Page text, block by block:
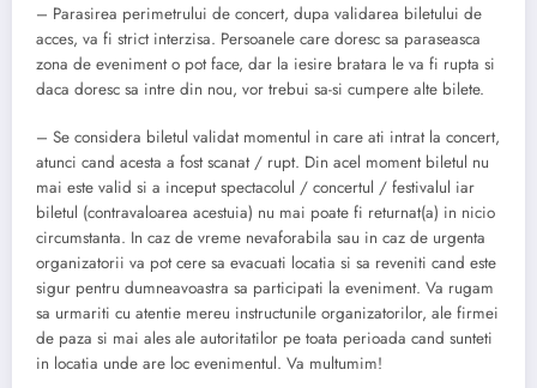
– Parasirea perimetrului de concert, dupa validarea biletului de
acces, va fi strict interzisa. Persoanele care doresc sa paraseasca
zona de eveniment o pot face, dar la iesire bratara le va fi rupta si
daca doresc sa intre din nou, vor trebui sa-si cumpere alte bilete.
– Se considera biletul validat momentul in care ati intrat la concert,
atunci cand acesta a fost scanat / rupt. Din acel moment biletul nu
mai este valid si a inceput spectacolul / concertul / festivalul iar
biletul (contravaloarea acestuia) nu mai poate fi returnat(a) in nicio
circumstanta. In caz de vreme nevaforabila sau in caz de urgenta
organizatorii va pot cere sa evacuati locatia si sa reveniti cand este
sigur pentru dumneavoastra sa participati la eveniment. Va rugam
sa urmariti cu atentie mereu instructunile organizatorilor, ale firmei
de paza si mai ales ale autoritatilor pe toata perioada cand sunteti
in locatia unde are loc evenimentul. Va multumim!